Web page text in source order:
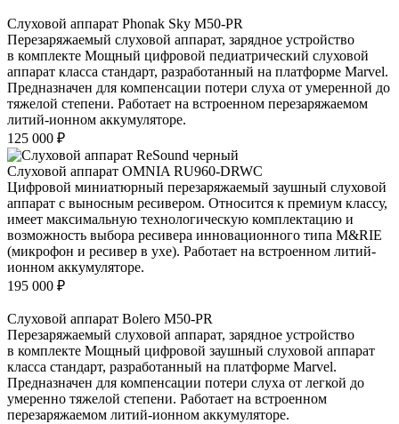
Слуховой аппарат Phonak Sky M50-PR
Перезаряжаемый слуховой аппарат, зарядное устройство
в комплекте Мощный цифровой педиатрический слуховой
аппарат класса стандарт, разработанный на платформе Marvel.
Предназначен для компенсации потери слуха от умеренной до
тяжелой степени. Работает на встроенном перезаряжаемом
литий-ионном аккумуляторе.
125 000 ₽
Слуховой аппарат OMNIA RU960-DRWC
Цифровой миниатюрный перезаряжаемый заушный слуховой
аппарат с выносным ресивером. Относится к премиум классу,
имеет максимальную технологическую комплектацию и
возможность выбора ресивера инновационного типа M&RIE
(микрофон и ресивер в ухе). Работает на встроенном литий-
ионном аккумуляторе.
195 000 ₽
Слуховой аппарат Bolero M50-PR
Перезаряжаемый слуховой аппарат, зарядное устройство
в комплекте Мощный цифровой заушный слуховой аппарат
класса стандарт, разработанный на платформе Marvel.
Предназначен для компенсации потери слуха от легкой до
умеренно тяжелой степени. Работает на встроенном
перезаряжаемом литий-ионном аккумуляторе.